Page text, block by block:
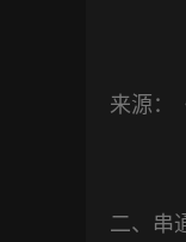
来源：
二、串